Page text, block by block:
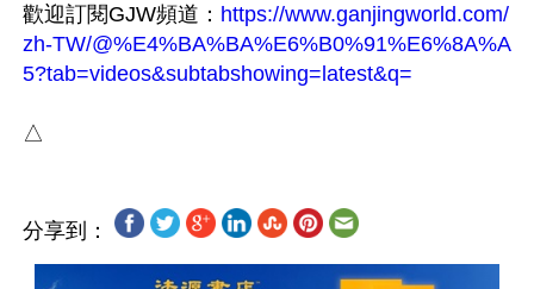
歡迎訂閱GJW頻道： https://www.ganjingworld.com/
zh-TW/@%E4%BA%BA%E6%B0%91%E6%8A%A
5?tab=videos&subtabshowing=latest&q=
分享到：